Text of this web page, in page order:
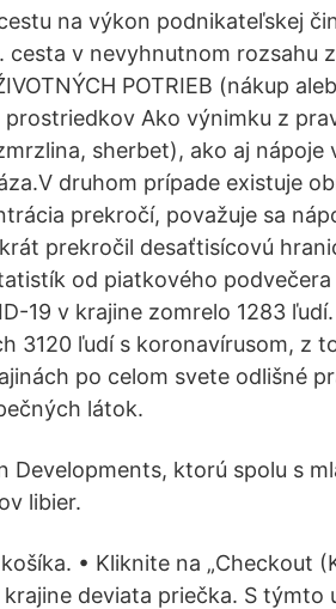
na výkon podnikateľskej
v nevyhnutnom rozsahu
POTRIEB (nákup
Ako výnimku z
sherbet), ako aj nápoje
druhom prípade existuje
prekročí, považuje sa
prekročil desaťtisícovú
od piatkového podvečera
19 v krajine zomrelo 1283
3120 ľudí s koronavírusom, z
po celom svete odlišné
látok.
Developments, ktorú spolu s
libier.
• Kliknite na „Checkout
deviata priečka. S týmto